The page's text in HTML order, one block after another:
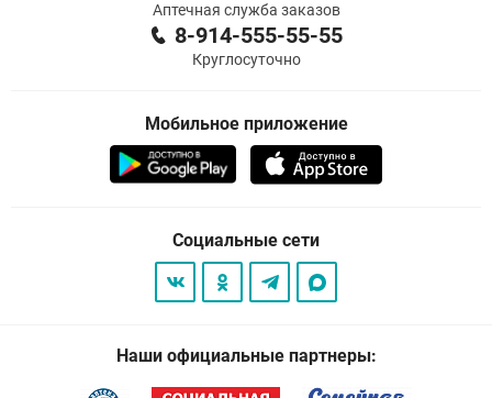
Аптечная служба заказов
8-914-555-55-55
Круглосуточно
Мобильное приложение
Социальные сети
Наши официальные партнеры: